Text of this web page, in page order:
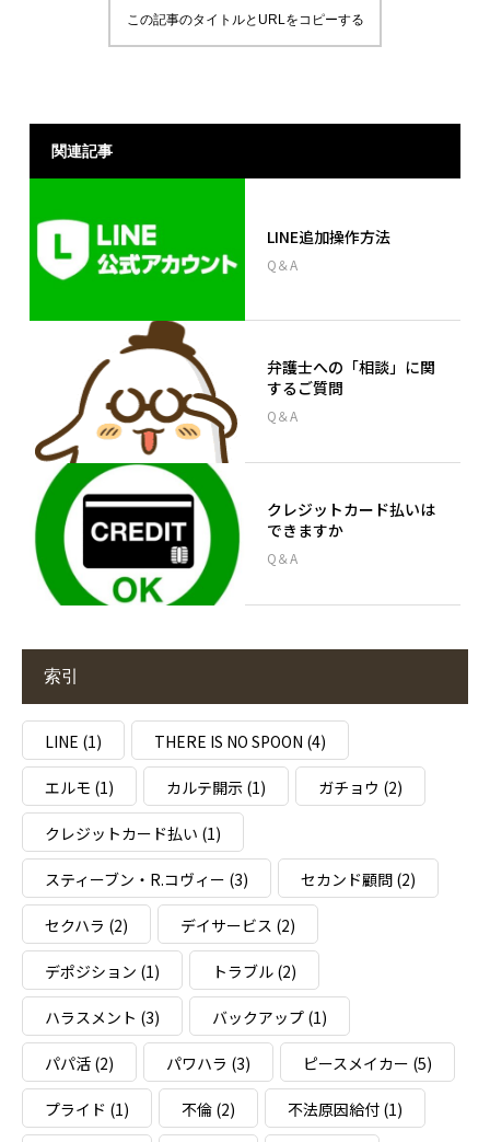
この記事のタイトルとURLをコピーする
関連記事
LINE追加操作方法
Q＆A
弁護士への「相談」に関
するご質問
Q＆A
クレジットカード払いは
できますか
Q＆A
索引
LINE (1) THERE IS NO SPOON (4)
エルモ (1) カルテ開示 (1) ガチョウ (2)
クレジットカード払い (1)
スティーブン・R.コヴィー (3) セカンド顧問 (2)
セクハラ (2) デイサービス (2)
デポジション (1) トラブル (2)
ハラスメント (3) バックアップ (1)
パパ活 (2) パワハラ (3) ピースメイカー (5)
プライド (1) 不倫 (2) 不法原因給付 (1)